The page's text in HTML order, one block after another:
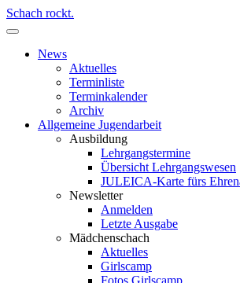
Schach rockt.
News
Aktuelles
Terminliste
Terminkalender
Archiv
Allgemeine Jugendarbeit
Ausbildung
Lehrgangstermine
Übersicht Lehrgangswesen
JULEICA-Karte fürs
Newsletter
Anmelden
Letzte Ausgabe
Mädchenschach
Aktuelles
Girlscamp
Fotos Girlscamp